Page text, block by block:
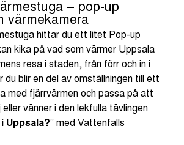
– pop-up
värmekamera
hittar du ett litet Pop-up
kika på vad som värmer Uppsala
resa i staden, från förr och in i
du blir en del av omställningen till ett
med fjärrvärmen och passa på att
vänner i den lekfulla tävlingen
Uppsala?” med Vattenfalls